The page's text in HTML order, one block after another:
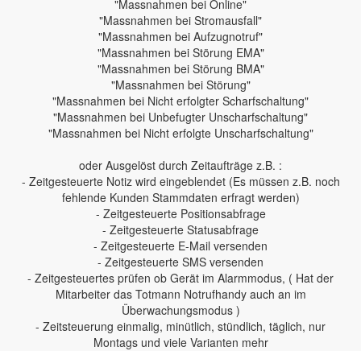
"Massnahmen bei Online"
"Massnahmen bei Stromausfall"
"Massnahmen bei Aufzugnotruf"
"Massnahmen bei Störung EMA"
"Massnahmen bei Störung BMA"
"Massnahmen bei Störung"
"Massnahmen bei Nicht erfolgter Scharfschaltung"
"Massnahmen bei Unbefugter Unscharfschaltung"
"Massnahmen bei Nicht erfolgte Unscharfschaltung"
oder Ausgelöst durch Zeitaufträge z.B. :
- Zeitgesteuerte Notiz wird eingeblendet (Es müssen z.B. noch
fehlende Kunden Stammdaten erfragt werden)
- Zeitgesteuerte Positionsabfrage
- Zeitgesteuerte Statusabfrage
- Zeitgesteuerte E-Mail versenden
- Zeitgesteuerte SMS versenden
- Zeitgesteuertes prüfen ob Gerät im Alarmmodus, ( Hat der
Mitarbeiter das Totmann Notrufhandy auch an im
Überwachungsmodus )
- Zeitsteuerung einmalig, minütlich, stündlich, täglich, nur
Montags und viele Varianten mehr